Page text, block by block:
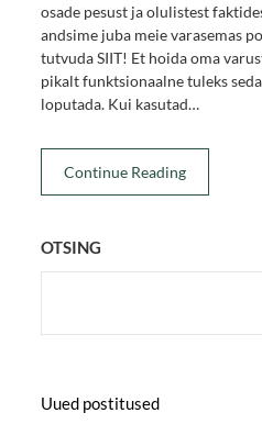
osade pesust ja olulistest
andsime juba meie varasemas
tutvuda SIIT! Et hoida oma
pikalt funktsionaalne tuleks
loputada. Kui kasutad…
Continue Reading
OTSING
Uued postitused